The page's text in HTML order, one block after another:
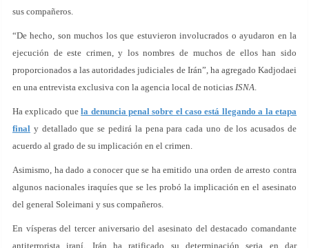
sus compañeros.
“De hecho, son muchos los que estuvieron involucrados o ayudaron en la
ejecución de este crimen, y los nombres de muchos de ellos han sido
proporcionados a las autoridades judiciales de Irán”, ha agregado Kadjodaei
en una entrevista exclusiva con la agencia local de noticias ISNA.
Ha explicado quela denuncia penal sobre el caso está llegando a la etapa
final y detallado que se pedirá la pena para cada uno de los acusados de
acuerdo al grado de su implicación en el crimen.
Asimismo, ha dado a conocer que se ha emitido una orden de arresto contra
algunos nacionales iraquíes que se les probó la implicación en el asesinato
del general Soleimani y sus compañeros.
En vísperas del tercer aniversario del asesinato del destacado comandante
antiterrorista iraní, Irán ha ratificado su determinación seria en dar